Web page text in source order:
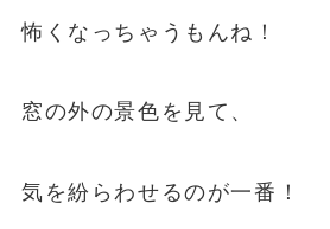
怖くなっちゃうもんね！
窓の外の景色を見て、
気を紛らわせるのが一番！